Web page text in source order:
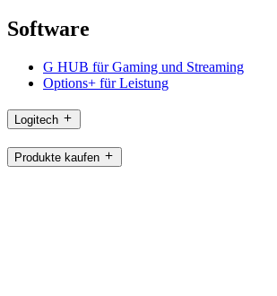
Software
G HUB für Gaming und Streaming
Options+ für Leistung
Logitech
Produkte kaufen